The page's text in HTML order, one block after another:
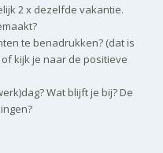
2 x dezelfde vakantie.
te benadrukken? (dat is
kijk je naar de positieve
Wat blijft je bij? De